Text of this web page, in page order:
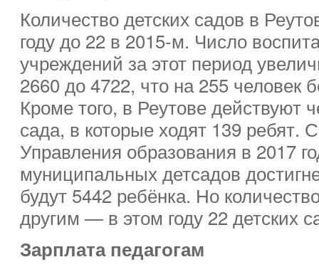
Количество детских садов в
году до 22 в 2015-м. Число
учреждений за этот период
2660 до 4722, что на 255 человек
Кроме того, в Реутове действуют
сада, в которые ходят 139 ребят.
Управления образования в 2017
муниципальных детсадов
будут 5442 ребёнка. Но
другим — в этом году 22 детских
Зарплата педагогам